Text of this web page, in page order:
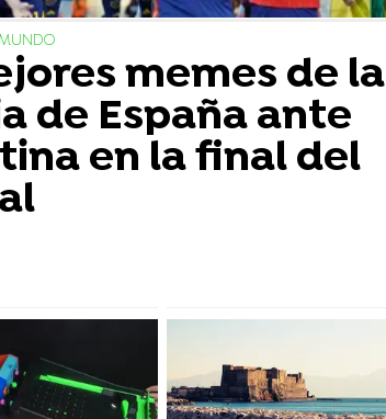
memes de la
de España ante
en la final del